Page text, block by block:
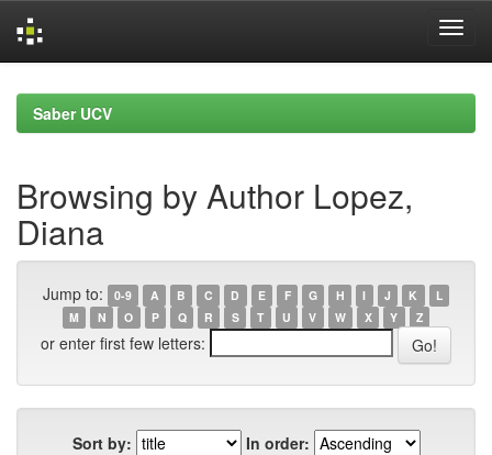
navigationSaber UCV
Browsing by Author Lopez,
Diana
Jump to: 0-9 A B C D E F G H I J K
L
M
N O P Q R S T U V W X Y Z
or enter first few letters:
Sort by:
In order: